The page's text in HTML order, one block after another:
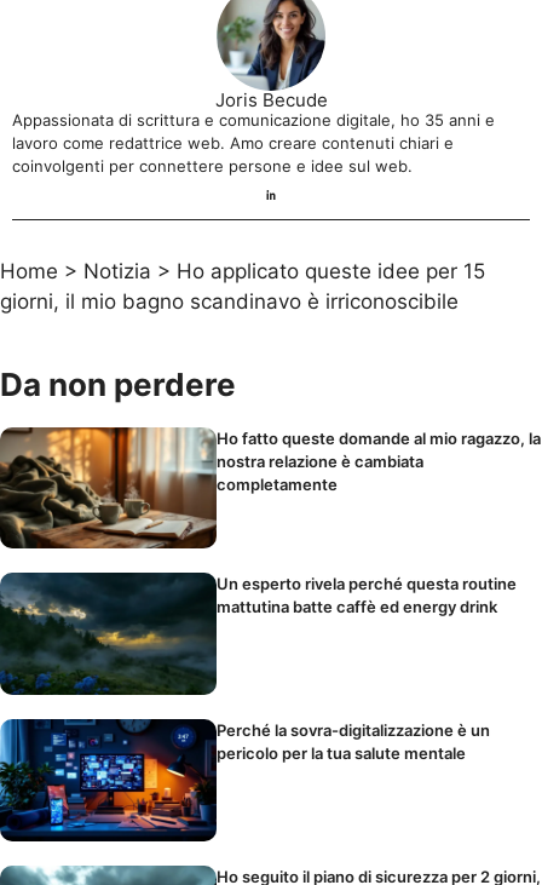
Joris Becude
Appassionata di scrittura e comunicazione digitale, ho 35 anni e
lavoro come redattrice web. Amo creare contenuti chiari e
coinvolgenti per connettere persone e idee sul web.
Home > Notizia > Ho applicato queste idee per 15
giorni, il mio bagno scandinavo è irriconoscibile
Da non perdere
Ho fatto queste domande al mio ragazzo, la
nostra relazione è cambiata
completamente
Un esperto rivela perché questa routine
mattutina batte caffè ed energy drink
Perché la sovra-digitalizzazione è un
pericolo per la tua salute mentale
Ho seguito il piano di sicurezza per 2 giorni,